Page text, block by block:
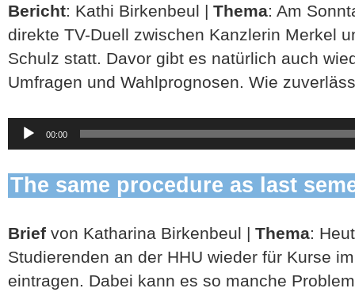
Bericht: Kathi Birkenbeul | Thema: Am
direkte TV-Duell zwischen Kanzlerin Merkel
Schulz statt. Davor gibt es natürlich auch
Umfragen und Wahlprognosen. Wie
Audio-
Player
00:00
The same procedure as last
Brief von Katharina Birkenbeul | Thema:
Studierenden an der HHU wieder für Kurse
eintragen. Dabei kann es so manche